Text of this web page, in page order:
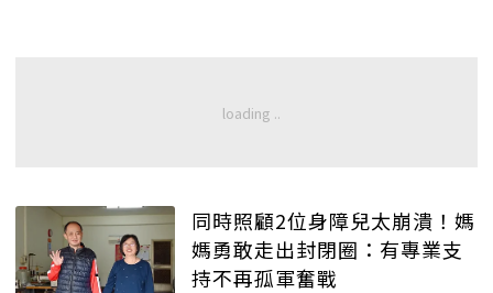
同時照顧2位身障兒太崩潰！媽
媽勇敢走出封閉圈：有專業支
持不再孤軍奮戰